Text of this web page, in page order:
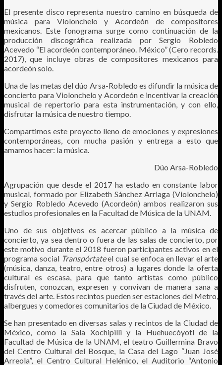
El presente disco representa nuestro camino en búsqueda de
música para Violonchelo y Acordeón de compositores
mexicanos. Este fonograma surge como continuación de la
producción discográfica realizada por Sergio Robledo
Acevedo “El acordeón contemporáneo. México” (Cero records.
2017), que incluye obras de compositores mexicanos para
acordeón solo.
Una de las metas del dúo Arsa-Robledo es difundir la música de
concierto para Violonchelo y Acordeón e incentivar la creación
musical de repertorio para esta instrumentación, y con ello,
disfrutar la música de nuestro tiempo.
Compartimos este proyecto lleno de emociones y expresiones
contemporáneas, con mucha pasión y entrega a esto que
amamos hacer: la música.
Dúo Arsa-Robledo
Agrupación que desde el 2017 ha estado en constante labor
musical, formado por Elizabeth Sánchez Arriaga (Violonchelo)
y Sergio Robledo Acevedo (Acordeón) ambos realizaron sus
estudios profesionales en la Facultad de Música de la UNAM.
Uno de sus objetivos es acercar público a la música de
concierto, ya sea dentro o fuera de las salas de concierto, por
este motivo durante el 2018 fueron participantes activos en el
programa social Transpórtateel cual se enfoca en llevar el arte
(música, danza, teatro, entre otros) a lugares donde la oferta
cultural es escasa, para que tanto artistas como público
disfruten, conozcan, expresen y convivan de manera sana a
través del arte. Estos recintos pueden ser estaciones del Metro,
albergues y comedores comunitarios de la Ciudad de México.
Se han presentado en diversas salas y recintos de la Ciudad de
México, como la Sala Xochipilli y la Huehuecóyotl de la
Facultad de Música de la UNAM, el teatro Guillermina Bravo
del Centro Cultural del Bosque, la Casa del Lago “Juan José
Arreola”, el Centro Cultural Helénico, el Auditorio “Antonio